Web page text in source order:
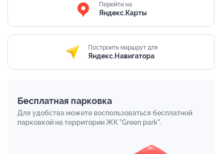
Перейти на
Яндекс.Карты
Построить маршрут для
Яндекс.Навигатора
Бесплатная парковка
Для удобства можете воспользоваться бесплатной
парковкой на территории ЖК "Green park".